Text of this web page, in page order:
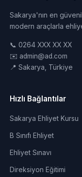
Sakarya'nın en
modern araçlarla
📞 0264 XXX XX XX
✉️ admin@ad.com
📍 Sakarya, Türkiye
Hızlı Bağlantılar
Sakarya Ehliyet Kursu
B Sınıfı Ehliyet
Ehliyet Sınavı
Direksiyon Eğitimi